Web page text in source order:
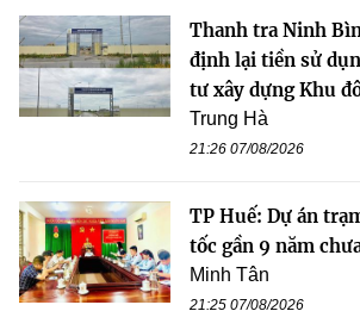
Thanh tra Ninh
định lại tiền sử
tư xây dựng Khu
Trung Hà
21:26 07/08/2026
TP Huế: Dự án
tốc gần 9 năm
Minh Tân
21:25 07/08/2026